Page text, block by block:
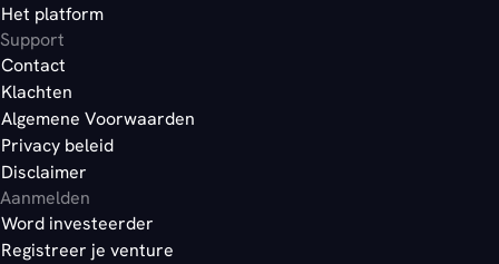
Het platform
Support
Contact
Klachten
Algemene Voorwaarden
Privacy beleid
Disclaimer
Aanmelden
Word investeerder
Registreer je venture